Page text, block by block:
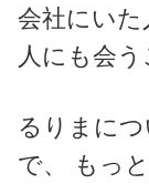
会社にい
人にも会う
るりまに
で、 もっ